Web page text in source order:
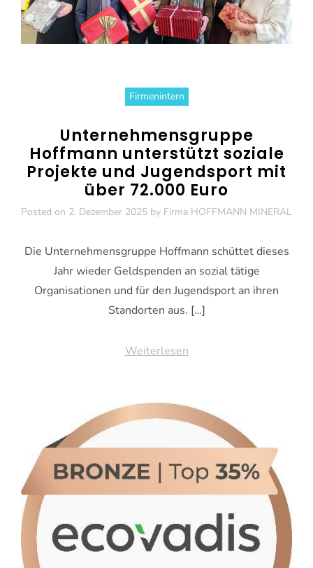
Firmenintern
Unternehmensgruppe
Hoffmann unterstützt soziale
Projekte und Jugendsport mit
über 72.000 Euro
Posted on 2. Dezember 2025 by Firma HOFFMANN MINERAL
Die Unternehmensgruppe Hoffmann schüttet dieses
Jahr wieder Geldspenden an sozial tätige
Organisationen und für den Jugendsport an ihren
Standorten aus. […]
Weiterlesen